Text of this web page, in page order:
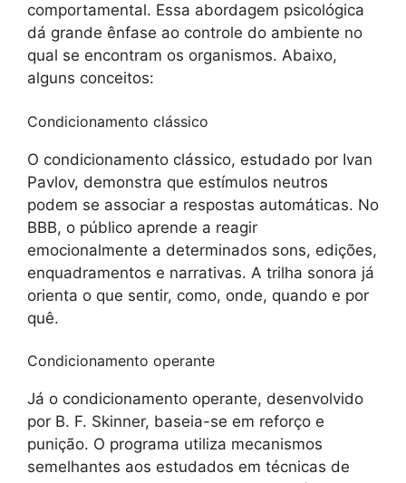
comportamental. Essa abordagem psicológica
dá grande ênfase ao controle do ambiente no
qual se encontram os organismos. Abaixo,
alguns conceitos:
Condicionamento clássico
O condicionamento clássico, estudado por Ivan
Pavlov, demonstra que estímulos neutros
podem se associar a respostas automáticas. No
BBB, o público aprende a reagir
emocionalmente a determinados sons, edições,
enquadramentos e narrativas. A trilha sonora já
orienta o que sentir, como, onde, quando e por
quê.
Condicionamento operante
Já o condicionamento operante, desenvolvido
por B. F. Skinner, baseia-se em reforço e
punição. O programa utiliza mecanismos
semelhantes aos estudados em técnicas de